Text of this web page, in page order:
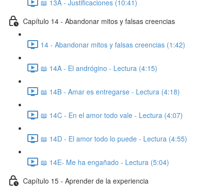
📖 13A - Justificaciones (10:41)
Capítulo 14 - Abandonar mitos y falsas creencias
14 - Abandonar mitos y falsas creencias (1:42)
📖 14A - El andrógino - Lectura (4:15)
📖 14B - Amar es entregarse - Lectura (4:18)
📖 14C - En el amor todo vale - Lectura (4:07)
📖 14D - El amor todo lo puede - Lectura (4:55)
📖 14E- Me ha engañado - Lectura (5:04)
Capítulo 15 - Aprender de la experiencia